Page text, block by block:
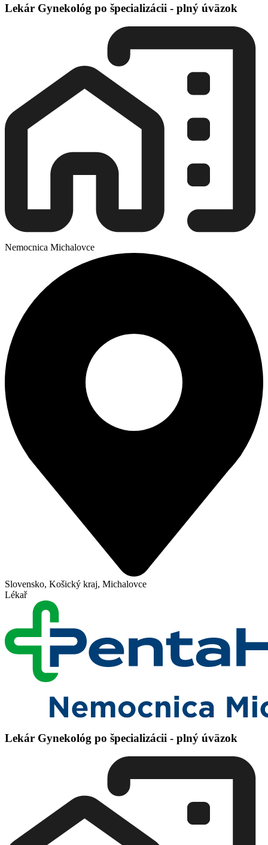
Lekár Gynekológ po špecializácii - plný úväzok
Nemocnica Michalovce
Slovensko, Košický kraj, Michalovce
Lékař
Lekár Gynekológ po špecializácii - plný úväzok